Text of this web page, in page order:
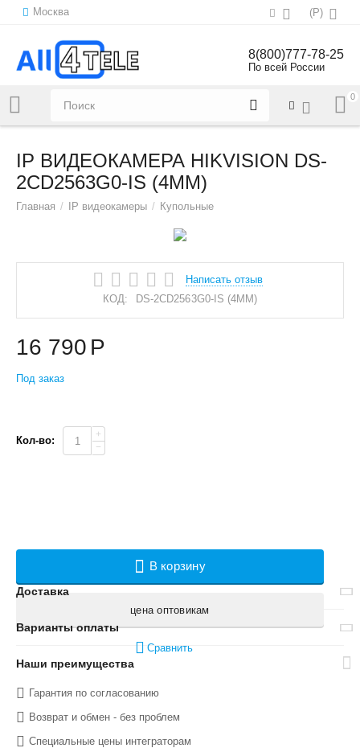
Москва (Р)
Напишите нам:sales@all4tele.com
8(800)777-78-25
По всей России
0
IP ВИДЕОКАМЕРА HIKVISION DS-
2CD2563G0-IS (4MM)
Главная / IP видеокамеры / Купольные
Написать отзыв
КОД:
DS-2CD2563G0-IS (4MM)
16 790 Р
Под заказ
Кол-во:
+
−
В корзину
цена оптовикам
Сравнить
Доставка
Варианты оплаты
Наши преимущества
Гарантия по согласованию
Возврат и обмен - без проблем
Специальные цены интеграторам